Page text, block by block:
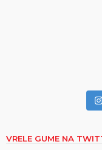
VRELE GUME NA